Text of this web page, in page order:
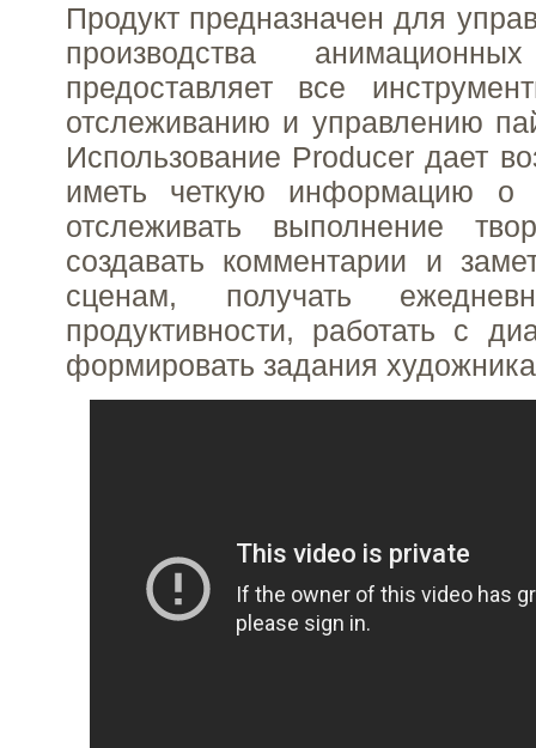
Продукт предназначен для
производства
предоставляет все
отслеживанию и управлению
Использование Producer дает
иметь четкую информацию о
отслеживать выполнение
создавать комментарии и
сценам, получать
продуктивности, работать с
формировать задания